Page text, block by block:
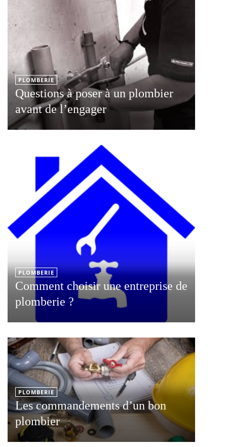
PLOMBERIE
Questions à poser à un plombier
avant de l’engager
PLOMBERIE
Comment choisir une entreprise de
plomberie ?
PLOMBERIE
Les commandements d’un bon
plombier